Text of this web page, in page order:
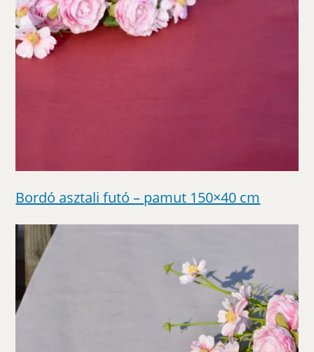
Bordó asztali futó – pamut 150×40 cm